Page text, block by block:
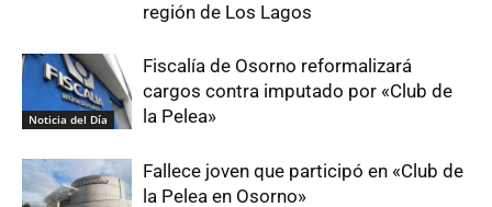
región de Los Lagos
Noticia del Día
Fiscalía de Osorno reformalizará
cargos contra imputado por «Club de
la Pelea»
Fallece joven que participó en «Club de
la Pelea en Osorno»